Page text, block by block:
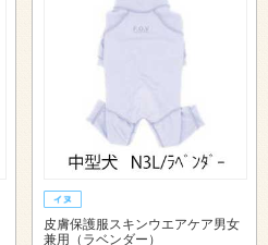
皮膚保護服スキンウエアケア男女
兼用（ラベンダー）